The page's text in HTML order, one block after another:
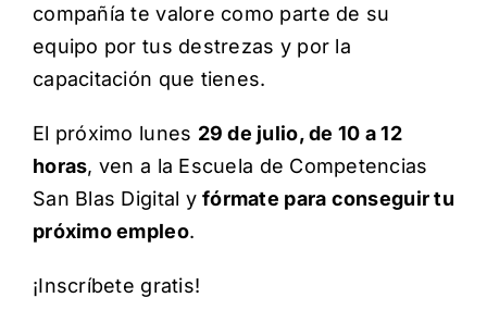
compañía te valore como parte de su
equipo por tus destrezas y por la
capacitación que tienes.
El próximo lunes 29 de julio, de 10 a 12
horas, ven a la Escuela de Competencias
San Blas Digital yfórmate para conseguir tu
próximo empleo.
¡Inscríbete gratis!